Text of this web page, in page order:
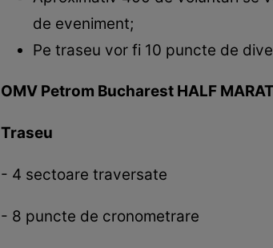
de eveniment;
Pe traseu vor fi 10 puncte de
OMV Petrom Bucharest HALF
Traseu
- 4 sectoare traversate
- 8 puncte de cronometrare